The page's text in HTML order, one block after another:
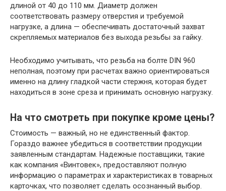
длиной от 40 до 110 мм. Диаметр должен
соответствовать размеру отверстия и требуемой
нагрузке, а длина — обеспечивать достаточный захват
скрепляемых материалов без выхода резьбы за гайку.
Необходимо учитывать, что резьба на болте DIN 960
неполная, поэтому при расчетах важно ориентироваться
именно на длину гладкой части стержня, которая будет
находиться в зоне среза и принимать основную нагрузку.
На что смотреть при покупке кроме цены?
Стоимость — важный, но не единственный фактор.
Гораздо важнее убедиться в соответствии продукции
заявленным стандартам. Надежные поставщики, такие
как компания «Винтовек», предоставляют полную
информацию о параметрах и характеристиках в товарных
карточках, что позволяет сделать осознанный выбор.